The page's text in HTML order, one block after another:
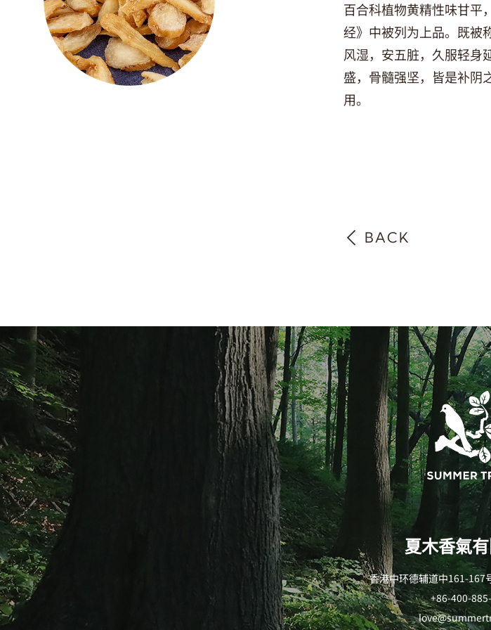
百合科植物黄精性味甘平
经》中被列为上品。既被
风湿，安五脏，久服轻
盛，骨髓强坚，皆是补阴
用。
BACK
夏木香氣
香港中环德辅道中161-167
+86-400-